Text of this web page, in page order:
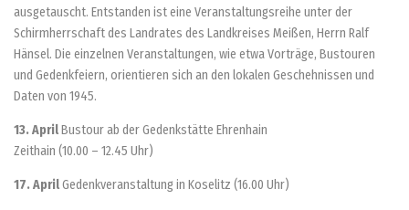
ausgetauscht. Entstanden ist eine Veranstaltungsreihe unter der
Schirmherrschaft des Landrates des Landkreises Meißen, Herrn Ralf
Hänsel. Die einzelnen Veranstaltungen, wie etwa Vorträge, Bustouren
und Gedenkfeiern, orientieren sich an den lokalen Geschehnissen und
Daten von 1945.
13. AprilBustour ab der Gedenkstätte Ehrenhain
Zeithain (10.00 – 12.45 Uhr)
17. AprilGedenkveranstaltung in Koselitz (16.00 Uhr)